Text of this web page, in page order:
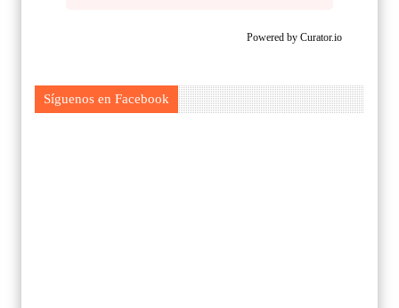
Powered by Curator.io
Síguenos en Facebook